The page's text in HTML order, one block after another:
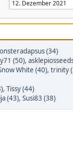
(34)
(50),
White (40), trinity
, Tissy (44)
(43), Susi83 (38)